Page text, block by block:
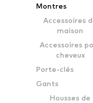
Montres
Accessoires
maison
Accessoires
cheveux
Porte-clés
Gants
Housses de